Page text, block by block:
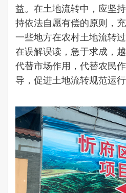
益。在土地流转中，应坚
持依法自愿有偿的原则，
一些地方在农村土地流转
在误解误读，急于求成，
代替市场作用，代替农民
导，促进土地流转规范运行